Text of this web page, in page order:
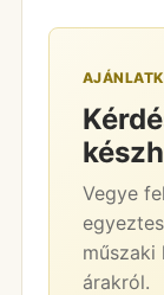
Vegye
műszaki
árakról.